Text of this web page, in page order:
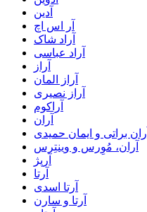
آدین
آر اس اچ
آراد شاک
آراد عباسی
آراز
آراز المان
آراز نصیری
آراکوم
آران
آران براتی و ایمان حمیدی
آران، مُوِرس و وینتِرس
آرپژ
آرتا
آرتا اسدی
آرتا و سارن